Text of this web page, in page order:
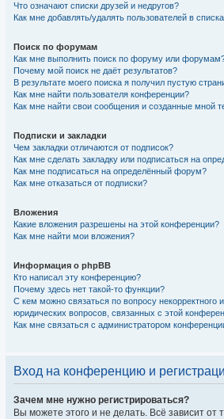
Что означают списки друзей и недругов?
Как мне добавлять/удалять пользователей в
Поиск по форумам
Как мне выполнить поиск по форуму или
Почему мой поиск не даёт результатов?
В результате моего поиска я получил пустую
Как мне найти пользователя конференции?
Как мне найти свои сообщения и созданные мной
Подписки и закладки
Чем закладки отличаются от подписок?
Как мне сделать закладку или подписаться на
Как мне подписаться на определённый форум?
Как мне отказаться от подписки?
Вложения
Какие вложения разрешены на этой конференции?
Как мне найти мои вложения?
Информация о phpBB
Кто написал эту конференцию?
Почему здесь нет такой-то функции?
С кем можно связаться по вопросу некорректного
юридических вопросов, связанных с этой
Как мне связаться с администратором
Вход на конференцию и
Зачем мне нужно регистрироваться?
Вы можете этого и не делать. Всё зависит от